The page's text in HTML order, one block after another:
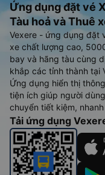
Ứng dụng đặt vé
Tàu hoả và Thuê
Vexere - ứng dụng đặt
xe chất lượng cao,
bay và hãng tàu cùng
khắp các tỉnh thành tại
Ứng dụng hiển thị
tiện ích giúp người
chuyển tiết kiệm,
Tải ứng dụng